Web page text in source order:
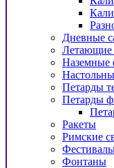
Дневные
Летающие
Наземные
Петарды
Петарды
Ракеты
Римские
Фонтаны